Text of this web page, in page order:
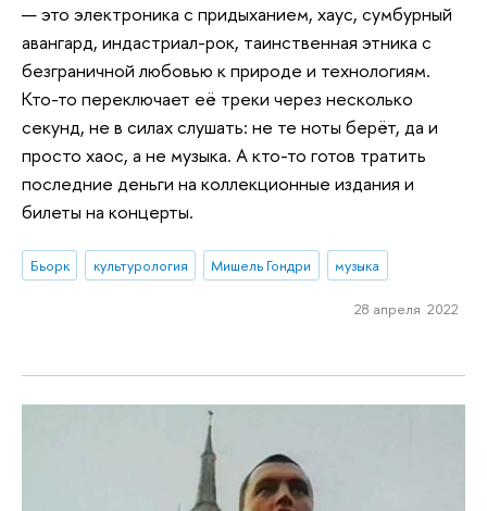
— это электроника с придыханием, хаус, сумбурный
авангард, индастриал-рок, таинственная этника с
безграничной любовью к природе и технологиям.
Кто-то переключает её треки через несколько
секунд, не в силах слушать: не те ноты берёт, да и
просто хаос, а не музыка. А кто-то готов тратить
последние деньги на коллекционные издания и
билеты на концерты.
Бьорк культурология Мишель Гондри музыка
28 апреля 2022